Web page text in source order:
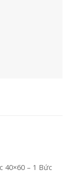
40×60 – 1 Bức